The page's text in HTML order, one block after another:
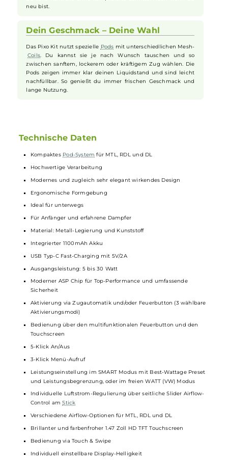
sicher. Ideal, wenn du eine handliche und praktische
Einfache Bedienung mit Touchscreen
Mit dem großen und bunten Touchscreen steuerst du das
Pixo Kit ganz einfach. Wische und tippe, um Leistung,
Luftstrom oder Display Einstellungen schnell zu ändern. Der
Feuerbutton arbeitet dabei präzise und regiert sofort. So hast
Dein Geschmack – Deine Wahl
Das Pixo Kit nutzt speziellePodsmit unterschiedlichen Mesh-
zwischen sanftem, lockerem oder kräftigem Zug wählen. Die
Pods zeigen immer klar deinen Liquidstand und sind leicht
nachfüllbar. So genießt du immer frischen Geschmack und
Technische Daten
KompaktesPod-System für MTL, RDL und DL
Hochwertige Verarbeitung
Modernes und zugleich sehr elegant wirkendes Design
Ergonomische Formgebung
Ideal für unterwegs
Für Anfänger und erfahrene Dampfer
Material: Metall-Legierung und Kunststoff
Integrierter 1100mAh Akku
USB Typ-C Fast-Charging mit 5V/2A
Ausgangsleistung: 5 bis 30 Watt
Moderner ASP Chip für Top-Performance und umfassende
Aktivierung via Zugautomatik und/oder Feuerbutton (3